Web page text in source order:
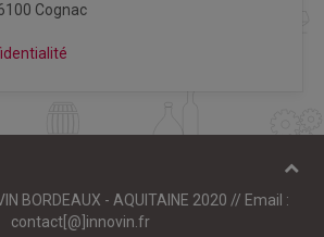
Cognac
BORDEAUX - AQUITAINE 2020 // Email :
contact[@]innovin.fr